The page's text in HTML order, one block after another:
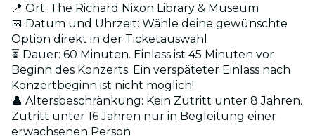
📍 Ort: The Richard Nixon Library & Museum
📅 Datum und Uhrzeit: Wähle deine gewünschte
Option direkt in der Ticketauswahl
⏳ Dauer: 60 Minuten. Einlass ist 45 Minuten vor
Beginn des Konzerts. Ein verspäteter Einlass nach
Konzertbeginn ist nicht möglich!
👤 Altersbeschränkung: Kein Zutritt unter 8 Jahren.
Zutritt unter 16 Jahren nur in Begleitung einer
erwachsenen Person